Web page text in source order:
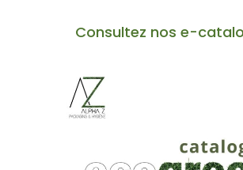
Consultez nos e-